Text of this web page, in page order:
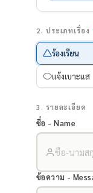
2. ประเภทเรื่อง
ร้องเรียน
แจ้งเบาะแส
3. รายละเอียด
ชื่อ - Name
ข้อความ -